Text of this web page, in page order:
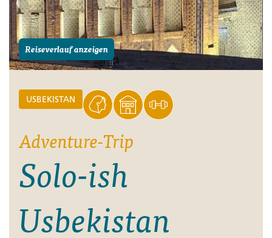
Reiseverlauf anzeigen
USBEKISTAN
Adventure-Trip
Solo-ish
Usbekistan